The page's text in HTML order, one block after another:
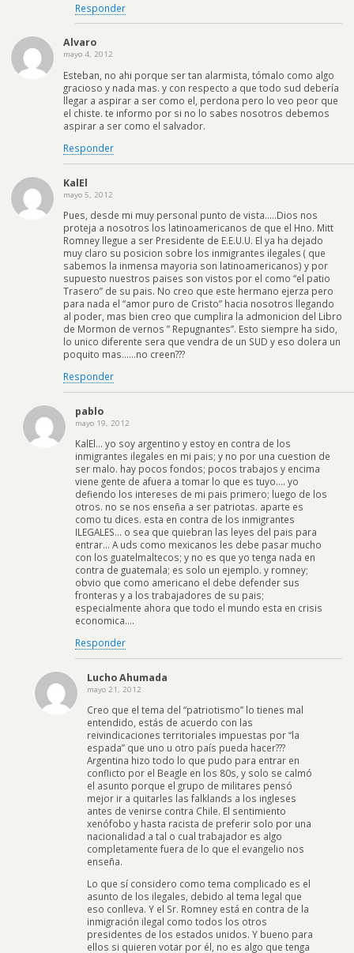
Responder
Alvaro
mayo 4, 2012
Esteban, no ahi porque ser tan alarmista, tómalo como algo
gracioso y nada mas. y con respecto a que todo sud debería
llegar a aspirar a ser como el, perdona pero lo veo peor que
el chiste. te informo por si no lo sabes nosotros debemos
aspirar a ser como el salvador.
Responder
KalEl
mayo 5, 2012
Pues, desde mi muy personal punto de vista…..Dios nos
proteja a nosotros los latinoamericanos de que el Hno. Mitt
Romney llegue a ser Presidente de E.E.U.U. El ya ha dejado
muy claro su posicion sobre los inmigrantes ilegales ( que
sabemos la inmensa mayoria son latinoamericanos) y por
supuesto nuestros paises son vistos por el como “el patio
Trasero” de su pais. No creo que este hermano ejerza pero
para nada el “amor puro de Cristo” hacia nosotros llegando
al poder, mas bien creo que cumplira la admonicion del Libro
de Mormon de vernos ” Repugnantes”. Esto siempre ha sido,
lo unico diferente sera que vendra de un SUD y eso dolera un
poquito mas……no creen???
Responder
pablo
mayo 19, 2012
KalEl… yo soy argentino y estoy en contra de los
inmigrantes ilegales en mi pais; y no por una cuestion de
ser malo. hay pocos fondos; pocos trabajos y encima
viene gente de afuera a tomar lo que es tuyo…. yo
defiendo los intereses de mi pais primero; luego de los
otros. no se nos enseña a ser patriotas. aparte es
como tu dices. esta en contra de los inmigrantes
ILEGALES… o sea que quiebran las leyes del pais para
entrar… A uds como mexicanos les debe pasar mucho
con los guatelmaltecos; y no es que yo tenga nada en
contra de guatemala; es solo un ejemplo. y romney;
obvio que como americano el debe defender sus
fronteras y a los trabajadores de su pais;
especialmente ahora que todo el mundo esta en crisis
economica….
Responder
Lucho Ahumada
mayo 21, 2012
Creo que el tema del “patriotismo” lo tienes mal
entendido, estás de acuerdo con las
reivindicaciones territoriales impuestas por “la
espada” que uno u otro país pueda hacer???
Argentina hizo todo lo que pudo para entrar en
conflicto por el Beagle en los 80s, y solo se calmó
el asunto porque el grupo de militares pensó
mejor ir a quitarles las falklands a los ingleses
antes de venirse contra Chile. El sentimiento
xenófobo y hasta racista de preferir solo por una
nacionalidad a tal o cual trabajador es algo
completamente fuera de lo que el evangelio nos
enseña.
Lo que sí considero como tema complicado es el
asunto de los ilegales, debido al tema legal que
eso conlleva. Y el Sr. Romney está en contra de la
inmigración ilegal como todos los otros
presidentes de los estados unidos. Y bueno para
ellos si quieren votar por él, no es algo que tenga